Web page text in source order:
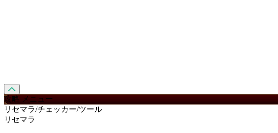
攻略 メニュー
リセマラ/チェッカー/ツール
リセマラ